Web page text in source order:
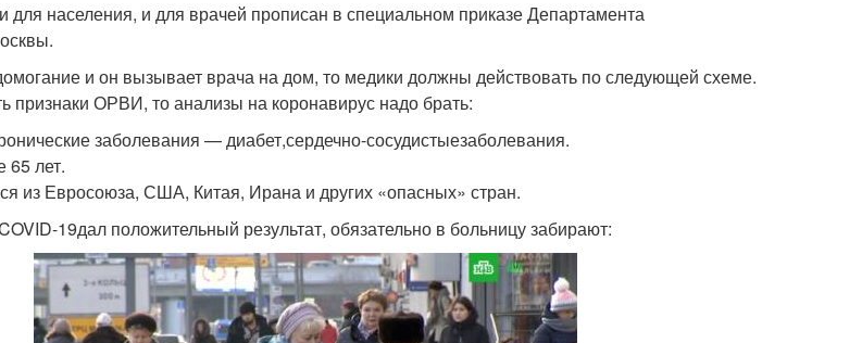
для населения, и для врачей прописан в специальном приказе Департамента
и он вызывает врача на дом, то медики должны действовать по следующей схеме.
признаки ОРВИ, то анализы на коронавирус надо брать:
заболевания — диабет,сердечно-сосудистыезаболевания.
65 лет.
из Евросоюза, США, Китая, Ирана и других «опасных» стран.
19дал положительный результат, обязательно в больницу забирают: